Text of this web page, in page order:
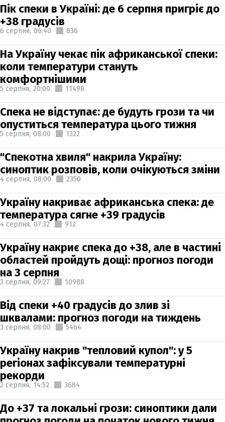
Пік спеки в Україні: де 6 серпня пригріє до
+38 градусів
6 серпня, 06:40 836
На Україну чекає пік африканської спеки:
коли температури стануть
комфортнішими
5 серпня, 20:00 11498
Спека не відступає: де будуть грози та чи
опуститься температура цього тижня
5 серпня, 08:00 1322
"Спекотна хвиля" накрила Україну:
синоптик розповів, коли очікуються зміни
4 серпня, 08:00 2350
Україну накриває африканська спека: де
температура сягне +39 градусів
4 серпня, 07:32 912
Україну накриє спека до +38, але в частині
областей пройдуть дощі: прогноз погоди
на 3 серпня
3 серпня, 09:27 10988
Від спеки +40 градусів до злив зі
шквалами: прогноз погоди на тиждень
3 серпня, 08:00 5464
Україну накрив "тепловий купол": у 5
регіонах зафіксували температурні
рекорди
2 серпня, 14:52 3684
До +37 та локальні грози: синоптики дали